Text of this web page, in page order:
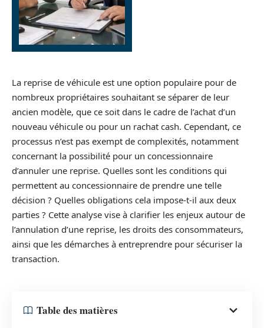
La reprise de véhicule est une option populaire pour de
nombreux propriétaires souhaitant se séparer de leur
ancien modèle, que ce soit dans le cadre de l’achat d’un
nouveau véhicule ou pour un rachat cash. Cependant, ce
processus n’est pas exempt de complexités, notamment
concernant la possibilité pour un concessionnaire
d’annuler une reprise. Quelles sont les conditions qui
permettent au concessionnaire de prendre une telle
décision ? Quelles obligations cela impose-t-il aux deux
parties ? Cette analyse vise à clarifier les enjeux autour de
l’annulation d’une reprise, les droits des consommateurs,
ainsi que les démarches à entreprendre pour sécuriser la
transaction.
Table des matières